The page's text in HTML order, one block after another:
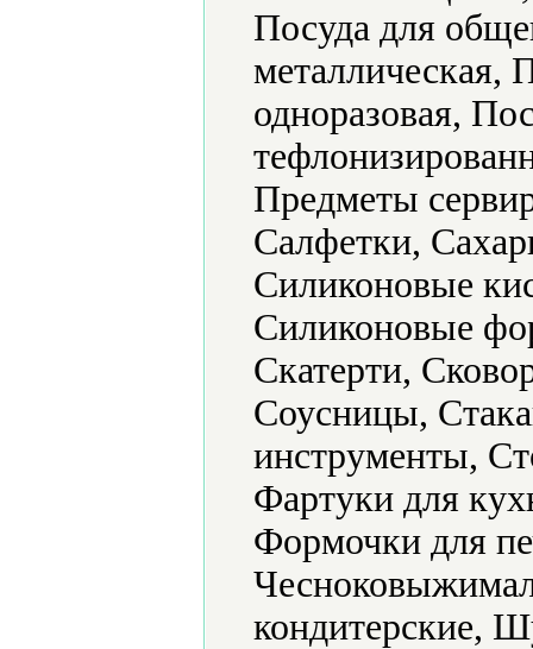
Посуда для
металлическая,
одноразовая,
Предметы
Салфетки,
Силиконовые
Силиконовые
Скатерти,
Соусницы,
инструменты,
Фартуки для
Формочки для
кондитерские,